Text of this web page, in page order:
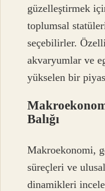
güzelleştirmek
toplumsal
seçebilirler.
akvaryumlar ve
yükselen bir
Balığı
Makroekonomi,
süreçleri ve
dinamikleri